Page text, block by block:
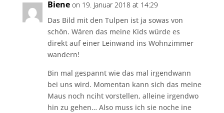
Biene on 19. Januar 2018 at 14:29
Das Bild mit den Tulpen ist ja sowas von
schön. Wären das meine Kids würde es
direkt auf einer Leinwand ins Wohnzimmer
wandern!
Bin mal gespannt wie das mal irgendwann
bei uns wird. Momentan kann sich das meine
Maus noch nciht vorstellen, alleine irgendwo
hin zu gehen… Also muss ich sie noche ine